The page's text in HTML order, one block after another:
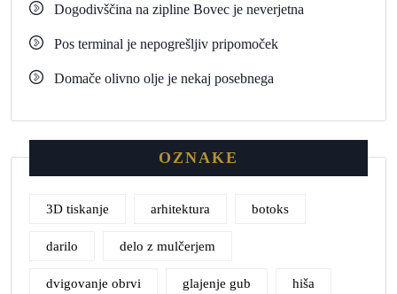
Dogodivščina na zipline Bovec je neverjetna
Pos terminal je nepogrešljiv pripomoček
Domače olivno olje je nekaj posebnega
OZNAKE
3D tiskanje arhitektura botoks
darilo delo z mulčerjem
dvigovanje obrvi glajenje gub hiša